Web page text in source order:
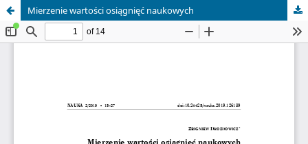
Mierzenie wartości osiągnięć naukowych